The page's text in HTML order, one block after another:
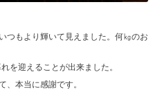
つもより輝いて見えました。何㎏のお
を迎えることが出来ました。
、本当に感謝です。